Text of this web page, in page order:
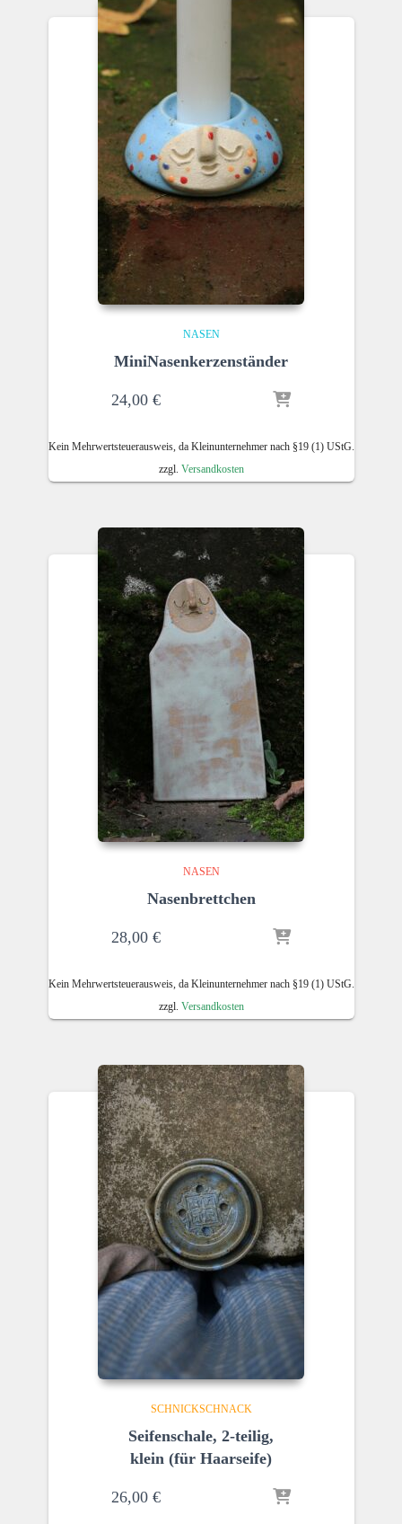
NASEN
MiniNasenkerzenständer
24,00 €
Kein Mehrwertsteuerausweis, da Kleinunternehmer nach §19 (1) UStG.
zzgl. Versandkosten
NASEN
Nasenbrettchen
28,00 €
Kein Mehrwertsteuerausweis, da Kleinunternehmer nach §19 (1) UStG.
zzgl. Versandkosten
SCHNICKSCHNACK
Seifenschale, 2-teilig,
klein (für Haarseife)
26,00 €